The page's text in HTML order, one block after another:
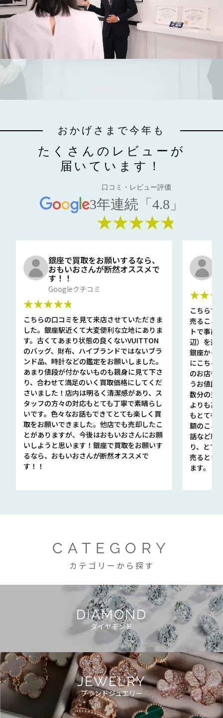
おかげさまで今年も
たくさんのレビューが
届いています！
口コミ・レビュー評価
3年連続「4.8」
★★★★★
銀座で買取をお願いするなら、
おもいおさんが断然オススメで
す！！
Googleクチコミ
★★★★★
こちらの口コミを見て来店させていただきま
した。銀座駅近くて大変便利な立地にありま
す。古くてあまり状態の良くないVUITTON
のバッグ、財布、ハイブランドではないブラ
ンド品、時計などの鑑定をお願いしました。
あまり値段が付かないものも親身に見て下さ
り、合わせて満足のいく買取価格にしてくだ
さいました！店内は明るく清潔感があり、ス
タッフの方々の対応もとても丁寧で素晴らし
いです。色々なお話もできてとても楽しく買
取をお願いできました。他店でも売却したこ
とがありますが、今後はおもいおさんにお願
いしようと思います！銀座で買取をお願いす
るなら、おもいおさんが断然オススメで
す！！
こちらで
売ること
トで事前
辺）を選
銀座から
にこちら
のお店も
うお値段
数分の査
よりも高
もとても
額のこと
話など細
り、とて
売るとき
ます。
CATEGORY
カテゴリーから探す
DIAMOND
ダイヤモンド
JEWELRY
ブランドジュエリー